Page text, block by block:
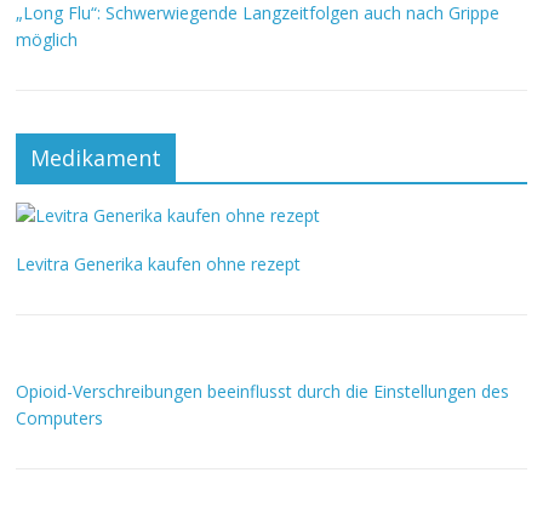
„Long Flu“: Schwerwiegende Langzeitfolgen auch nach Grippe
möglich
Medikament
Levitra Generika kaufen ohne rezept
Opioid-Verschreibungen beeinflusst durch die Einstellungen des
Computers